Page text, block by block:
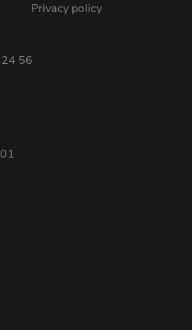
56
Privacy policy